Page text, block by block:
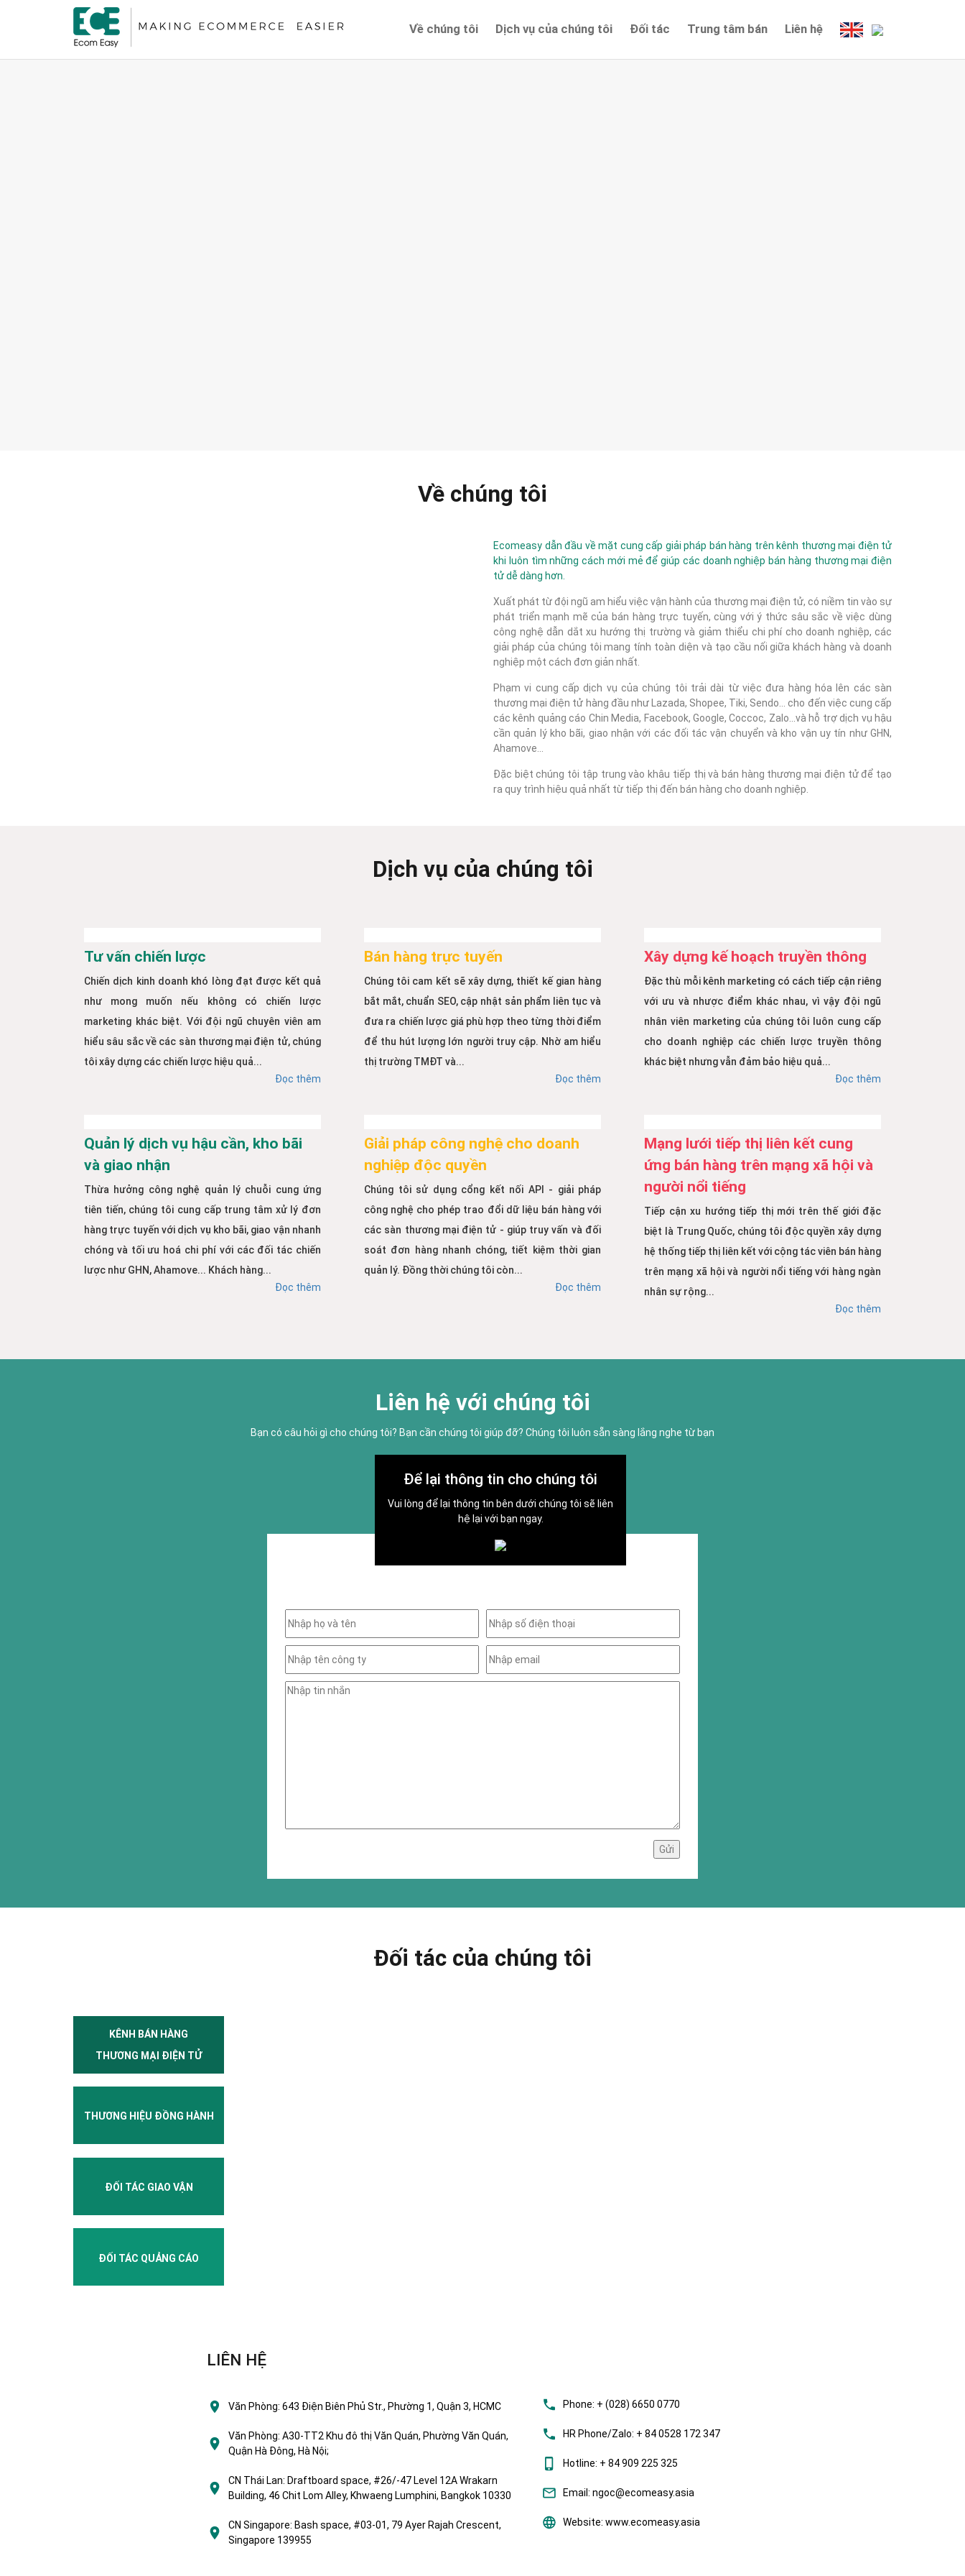
Về chúng tôi Dịch vụ của chúng tôi Đối tác Trung tâm bán Liên hệ
Về chúng tôi
Ecomeasy dẫn đầu về mặt cung cấp giải pháp bán hàng trên kênh thương mại điện tử
khi luôn tìm những cách mới mẻ để giúp các doanh nghiệp bán hàng thương mại điện
tử dễ dàng hơn.
Xuất phát từ đội ngũ am hiểu việc vận hành của thương mại điện tử, có niềm tin vào sự
phát triển mạnh mẽ của bán hàng trực tuyến, cùng với ý thức sâu sắc về việc dùng
công nghệ dẫn dắt xu hướng thị trường và giảm thiểu chi phí cho doanh nghiệp, các
giải pháp của chúng tôi mang tính toàn diện và tạo cầu nối giữa khách hàng và doanh
nghiệp một cách đơn giản nhất.
Phạm vi cung cấp dịch vụ của chúng tôi trải dài từ việc đưa hàng hóa lên các sàn
thương mại điện tử hàng đầu như Lazada, Shopee, Tiki, Sendo... cho đến việc cung cấp
các kênh quảng cáo Chin Media, Facebook, Google, Coccoc, Zalo...và hỗ trợ dịch vụ hậu
cần quản lý kho bãi, giao nhận với các đối tác vận chuyển và kho vận uy tín như GHN,
Ahamove...
Đặc biệt chúng tôi tập trung vào khâu tiếp thị và bán hàng thương mại điện tử để tạo
ra quy trình hiệu quả nhất từ tiếp thị đến bán hàng cho doanh nghiệp.
Dịch vụ của chúng tôi
Tư vấn chiến lược
Chiến dịch kinh doanh khó lòng đạt được kết quả
như mong muốn nếu không có chiến lược
marketing khác biệt. Với đội ngũ chuyên viên am
hiểu sâu sắc về các sàn thương mại điện tử, chúng
tôi xây dựng các chiến lược hiệu quả...
Đọc thêm
Bán hàng trực tuyến
Chúng tôi cam kết sẽ xây dựng, thiết kế gian hàng
bắt mắt, chuẩn SEO, cập nhật sản phẩm liên tục và
đưa ra chiến lược giá phù hợp theo từng thời điểm
để thu hút lượng lớn người truy cập. Nhờ am hiểu
thị trường TMĐT và...
Đọc thêm
Xây dựng kế hoạch truyền thông
Đặc thù mỗi kênh marketing có cách tiếp cận riêng
với ưu và nhược điểm khác nhau, vì vậy đội ngũ
nhân viên marketing của chúng tôi luôn cung cấp
cho doanh nghiệp các chiến lược truyền thông
khác biệt nhưng vẫn đảm bảo hiệu quả...
Đọc thêm
Quản lý dịch vụ hậu cần, kho bãi
và giao nhận
Thừa hưởng công nghệ quản lý chuỗi cung ứng
tiên tiến, chúng tôi cung cấp trung tâm xử lý đơn
hàng trực tuyến với dịch vụ kho bãi, giao vận nhanh
chóng và tối ưu hoá chi phí với các đối tác chiến
lược như GHN, Ahamove... Khách hàng...
Đọc thêm
Giải pháp công nghệ cho doanh
nghiệp độc quyền
Chúng tôi sử dụng cổng kết nối API - giải pháp
công nghệ cho phép trao đổi dữ liệu bán hàng với
các sàn thương mại điện tử - giúp truy vấn và đối
soát đơn hàng nhanh chóng, tiết kiệm thời gian
quản lý. Đồng thời chúng tôi còn...
Đọc thêm
Mạng lưới tiếp thị liên kết cung
ứng bán hàng trên mạng xã hội và
người nổi tiếng
Tiếp cận xu hướng tiếp thị mới trên thế giới đặc
biệt là Trung Quốc, chúng tôi độc quyền xây dựng
hệ thống tiếp thị liên kết với cộng tác viên bán hàng
trên mạng xã hội và người nổi tiếng với hàng ngàn
nhân sự rộng...
Đọc thêm
Liên hệ với chúng tôi
Bạn có câu hỏi gì cho chúng tôi? Bạn cần chúng tôi giúp đỡ? Chúng tôi luôn sẵn sàng lắng nghe từ bạn
Để lại thông tin cho chúng tôi
Vui lòng để lại thông tin bên dưới chúng tôi sẽ liên
hệ lại với bạn ngay.
Đối tác của chúng tôi
KÊNH BÁN HÀNG
THƯƠNG MẠI ĐIỆN TỬ
THƯƠNG HIỆU ĐỒNG HÀNH
ĐỐI TÁC GIAO VẬN
ĐỐI TÁC QUẢNG CÁO
LIÊN HỆ
Văn Phòng: 643 Điện Biên Phủ Str., Phường 1, Quận 3, HCMC
Văn Phòng: A30-TT2 Khu đô thị Văn Quán, Phường Văn Quán,
Quận Hà Đông, Hà Nội;
CN Thái Lan: Draftboard space, #26/-47 Level 12A Wrakarn
Building, 46 Chit Lom Alley, Khwaeng Lumphini, Bangkok 10330
CN Singapore: Bash space, #03-01, 79 Ayer Rajah Crescent,
Singapore 139955
Phone: + (028) 6650 0770
HR Phone/Zalo: + 84 0528 172 347
Hotline: + 84 909 225 325
Email: ngoc@ecomeasy.asia
Website: www.ecomeasy.asia